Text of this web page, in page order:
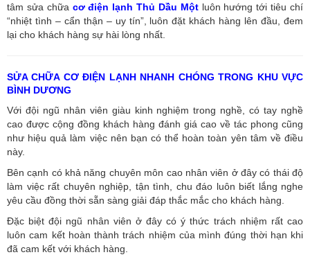
tâm sửa chữa cơ điện lạnh Thủ Dầu Mộtluôn hướng tới tiêu chí
“nhiệt tình – cẩn thận – uy tín”, luôn đặt khách hàng lên đầu, đem
lại cho khách hàng sự hài lòng nhất.
SỬA CHỮA CƠ ĐIỆN LẠNH NHANH CHÓNG TRONG KHU VỰC
BÌNH DƯƠNG
Với đội ngũ nhân viên giàu kinh nghiệm trong nghề, có tay nghề
cao được cộng đồng khách hàng đánh giá cao về tác phong cũng
như hiệu quả làm việc nên bạn có thể hoàn toàn yên tâm về điều
này.
Bên cạnh có khả năng chuyên môn cao nhân viên ở đây có thái độ
làm việc rất chuyên nghiệp, tận tình, chu đáo luôn biết lắng nghe
yêu cầu đồng thời sẵn sàng giải đáp thắc mắc cho khách hàng.
Đặc biệt đội ngũ nhân viên ở đây có ý thức trách nhiệm rất cao
luôn cam kết hoàn thành trách nhiệm của mình đúng thời hạn khi
đã cam kết với khách hàng.